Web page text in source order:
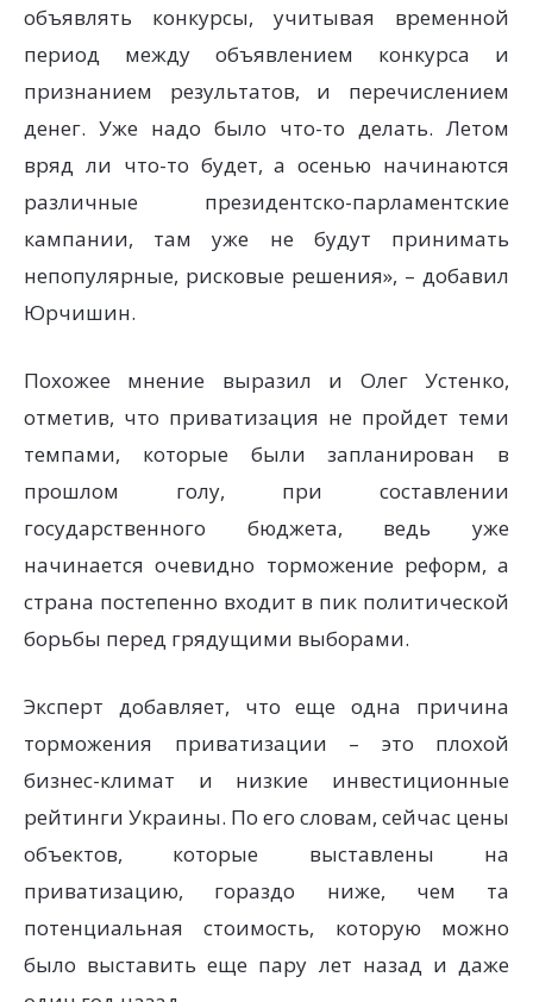
объявлять конкурсы, учитывая временной
период между объявлением конкурса и
признанием результатов, и перечислением
денег. Уже надо было что-то делать. Летом
вряд ли что-то будет, а осенью начинаются
различные президентско-парламентские
кампании, там уже не будут принимать
непопулярные, рисковые решения», – добавил
Юрчишин.
Похожее мнение выразил и Олег Устенко,
отметив, что приватизация не пройдет теми
темпами, которые были запланирован в
прошлом голу, при составлении
государственного бюджета, ведь уже
начинается очевидно торможение реформ, а
страна постепенно входит в пик политической
борьбы перед грядущими выборами.
Эксперт добавляет, что еще одна причина
торможения приватизации – это плохой
бизнес-климат и низкие инвестиционные
рейтинги Украины. По его словам, сейчас цены
объектов, которые выставлены на
приватизацию, гораздо ниже, чем та
потенциальная стоимость, которую можно
было выставить еще пару лет назад и даже